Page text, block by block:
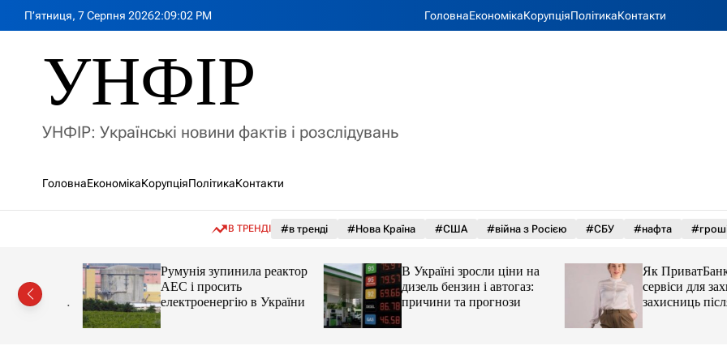
П’ятниця, 7 Серпня 20262:09:04 PM ГоловнаЕкономікаКорупціяПолітикаКонтакти
УНФІР
УНФІР: Українські новини фактів і розслідувань
ГоловнаЕкономікаКорупціяПолітикаКонтакти
В ТРЕНДІ #в тренді #Нова Країна #США #війна з Росією #СБУ #нафта
цін і
Румунія зупинила реактор
АЕС і просить
електроенергію в України
В Україні зросли ціни на
дизель бензин і автогаз:
причини та прогнози
Як ПриватБанк
сервіси для
захисниць після